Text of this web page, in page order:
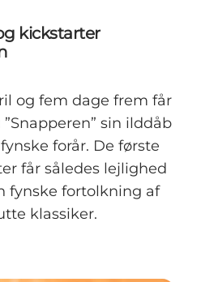
kickstarter
og fem dage frem får
sin ilddåb
forår. De første
får således lejlighed
fynske fortolkning af
klassiker.